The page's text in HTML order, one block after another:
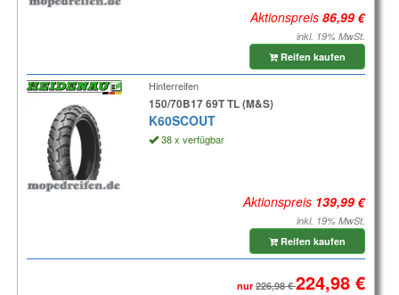
Aktionspreis
inkl. 19% MwSt.
Reifen kaufen
Hinterreifen
150/70B17 69T TL (M&S)
K60SCOUT
38 x verfügbar
Aktionspreis
inkl. 19% MwSt.
Reifen kaufen
nur